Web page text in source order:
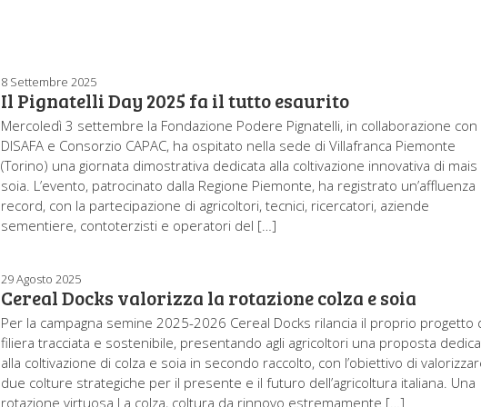
8 Settembre 2025
Il Pignatelli Day 2025 fa il tutto esaurito
Mercoledì 3 settembre la Fondazione Podere Pignatelli, in collaborazione con
DISAFA e Consorzio CAPAC, ha ospitato nella sede di Villafranca Piemonte
(Torino) una giornata dimostrativa dedicata alla coltivazione innovativa di mais
soia. L’evento, patrocinato dalla Regione Piemonte, ha registrato un’affluenza
record, con la partecipazione di agricoltori, tecnici, ricercatori, aziende
sementiere, contoterzisti e operatori del […]
29 Agosto 2025
Cereal Docks valorizza la rotazione colza e soia
Per la campagna semine 2025-2026 Cereal Docks rilancia il proprio progetto
filiera tracciata e sostenibile, presentando agli agricoltori una proposta
alla coltivazione di colza e soia in secondo raccolto, con l’obiettivo di
due colture strategiche per il presente e il futuro dell’agricoltura italiana. Una
rotazione virtuosa La colza, coltura da rinnovo estremamente […]